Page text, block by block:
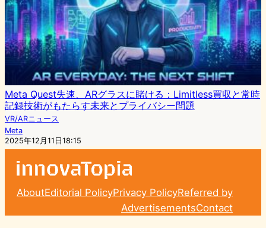
Meta Quest失速、ARグラスに賭ける：Limitless買収と常時
記録技術がもたらす未来とプライバシー問題
VR/ARニュース
Meta
2025年12月11日18:15
AboutEditorial PolicyPrivacy PolicyReferred by
AdvertisementsContact